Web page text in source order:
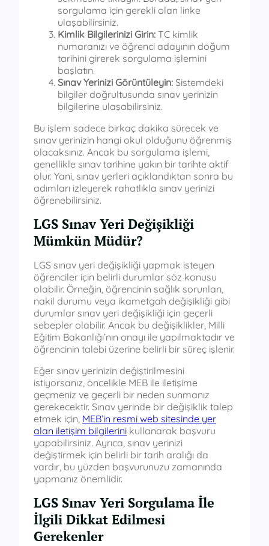
sorgulama için gerekli olan linke
ulaşabilirsiniz.
Kimlik Bilgilerinizi Girin: TC kimlik
numaranızı ve öğrenci adayının doğum
tarihini girerek sorgulama işlemini
başlatın.
Sınav Yerinizi Görüntüleyin: Sistemdeki
bilgiler doğrultusunda sınav yerinizin
bilgilerine ulaşabilirsiniz.
Bu işlem sadece birkaç dakika sürecek ve
sınav yerinizin hangi okul olduğunu öğrenmiş
olacaksınız. Ancak bu sorgulama işlemi,
genellikle sınav tarihine yakın bir tarihte aktif
olur. Yani, sınav yerleri açıklandıktan sonra bu
adımları izleyerek rahatlıkla sınav yerinizi
öğrenebilirsiniz.
LGS Sınav Yeri Değişikliği
Mümkün Müdür?
LGS sınav yeri değişikliği yapmak isteyen
öğrenciler için belirli durumlar söz konusu
olabilir. Örneğin, öğrencinin sağlık sorunları,
nakil durumu veya ikametgah değişikliği gibi
durumlar sınav yeri değişikliği için geçerli
sebepler olabilir. Ancak bu değişiklikler, Milli
Eğitim Bakanlığı’nın onayı ile yapılmaktadır ve
öğrencinin talebi üzerine belirli bir süreç işlenir.
Eğer sınav yerinizin değiştirilmesini
istiyorsanız, öncelikle MEB ile iletişime
geçmeniz ve geçerli bir neden sunmanız
gerekecektir. Sınav yerinde bir değişiklik talep
etmek için, MEB’in resmi web sitesinde yer
alan iletişim bilgilerini kullanarak başvuru
yapabilirsiniz. Ayrıca, sınav yerinizi
değiştirmek için belirli bir tarih aralığı da
vardır, bu yüzden başvurunuzu zamanında
yapmanız önemlidir.
LGS Sınav Yeri Sorgulama İle
İlgili Dikkat Edilmesi
Gerekenler